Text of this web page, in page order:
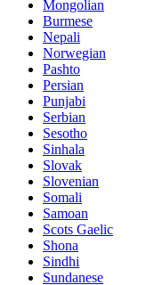
Mongolian
Burmese
Nepali
Norwegian
Pashto
Persian
Punjabi
Serbian
Sesotho
Sinhala
Slovak
Slovenian
Somali
Samoan
Scots Gaelic
Shona
Sindhi
Sundanese